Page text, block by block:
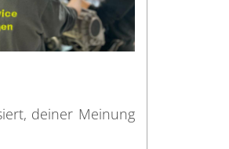
deiner Meinung